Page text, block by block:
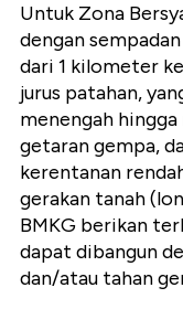
Untuk Zona
dengan
dari 1 kilometer
jurus patahan,
menengah
getaran gempa,
kerentanan
gerakan tanah
BMKG berikan
dapat dibangun
dan/atau tahan